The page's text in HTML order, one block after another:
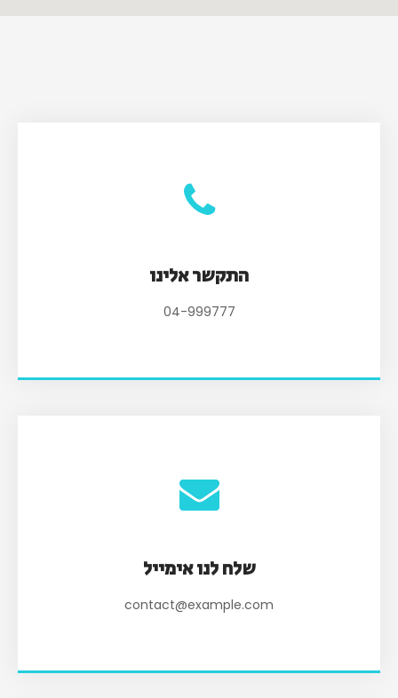
התקשר אלינו
04-999777
שלח לנו אימייל
contact@example.com